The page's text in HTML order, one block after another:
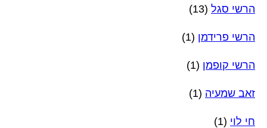
הרשי סגל (13)
הרשי פרידמן (1)
הרשי קופמן (1)
זאב שמעיה (1)
חי לוי (1)